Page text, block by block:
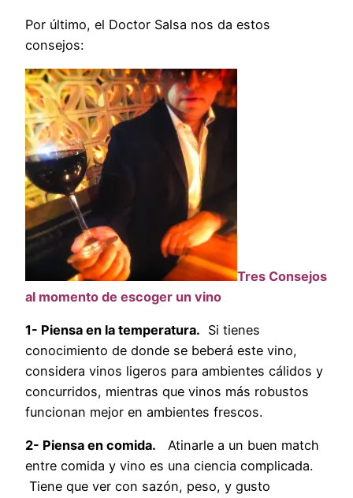
Por último, el Doctor Salsa nos da estos
consejos:
Tres Consejos
al momento de escoger un vino
1- Piensa en la temperatura. Si tienes
conocimiento de donde se beberá este vino,
considera vinos ligeros para ambientes cálidos y
concurridos, mientras que vinos más robustos
funcionan mejor en ambientes frescos.
2- Piensa en comida. Atinarle a un buen match
entre comida y vino es una ciencia complicada.
Tiene que ver con sazón, peso, y gusto